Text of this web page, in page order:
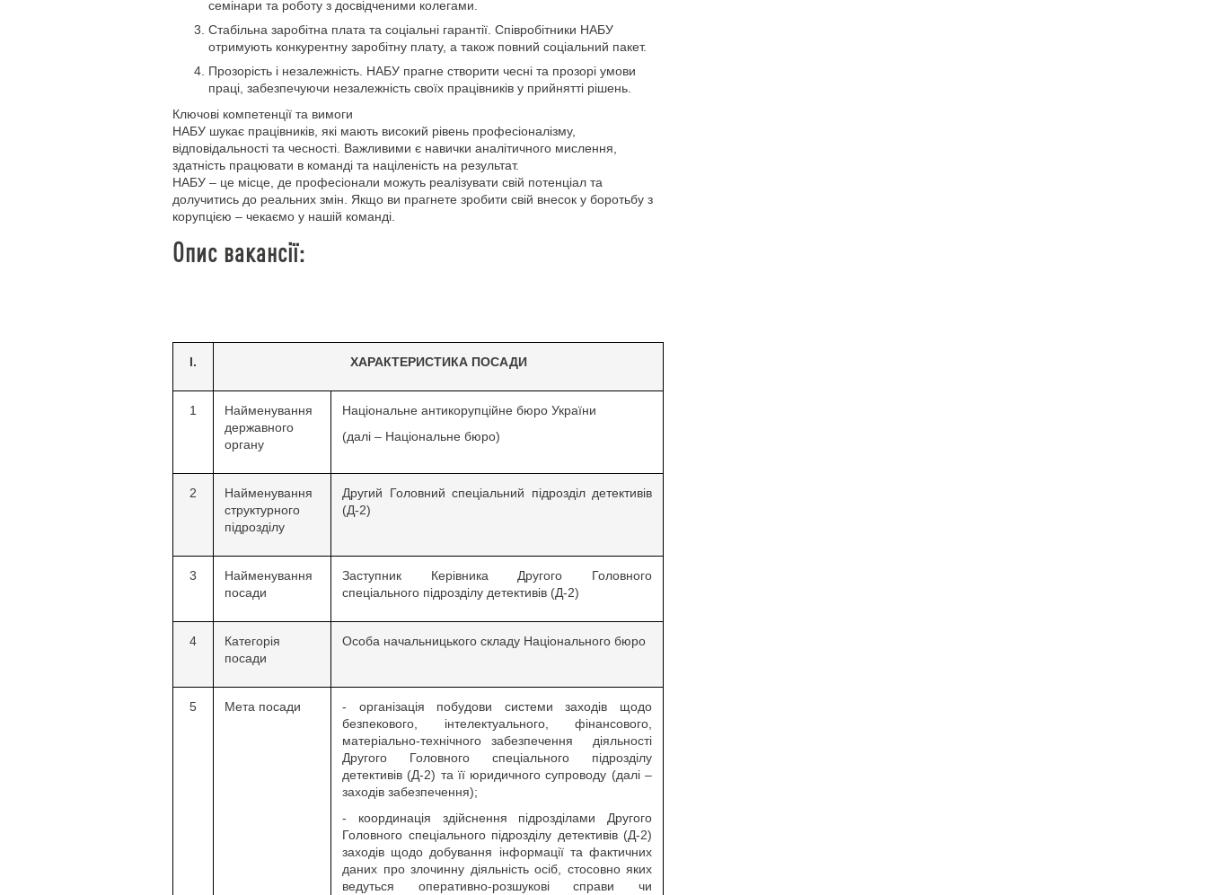
семінари та роботу з досвідченими колегами.
Стабільна заробітна плата та соціальні гарантії. Співробітники НАБУ
отримують конкурентну заробітну плату, а також повний соціальний пакет.
Прозорість і незалежність. НАБУ прагне створити чесні та прозорі умови
праці, забезпечуючи незалежність своїх працівників у прийнятті рішень.
Ключові компетенції та вимоги
НАБУ шукає працівників, які мають високий рівень професіоналізму,
відповідальності та чесності. Важливими є навички аналітичного мислення,
здатність працювати в команді та націленість на результат.
НАБУ – це місце, де професіонали можуть реалізувати свій потенціал та
долучитись до реальних змін. Якщо ви прагнете зробити свій внесок у боротьбу з
корупцією – чекаємо у нашій команді.
Опис вакансії:
І. ХАРАКТЕРИСТИКА ПОСАДИ
1
Найменування
державного
органу
Національне антикорупційне бюро України
(далі – Національне бюро)
2
Найменування
структурного
підрозділу
Другий Головний спеціальний підрозділ детективів
(Д-2)
3
Найменування
посади
Заступник Керівника Другого Головного
спеціального підрозділу детективів (Д-2)
4
Категорія
посади
Особа начальницького складу Національного бюро
5 Мета посади
- організація побудови системи заходів щодо
безпекового, інтелектуального, фінансового,
матеріально-технічного забезпечення діяльності
Другого Головного спеціального підрозділу
детективів (Д-2) та її юридичного супроводу (далі –
заходів забезпечення);
- координація здійснення підрозділами Другого
Головного спеціального підрозділу детективів (Д-2)
заходів щодо добування інформації та фактичних
даних про злочинну діяльність осіб, стосовно яких
ведуться оперативно-розшукові справи чи